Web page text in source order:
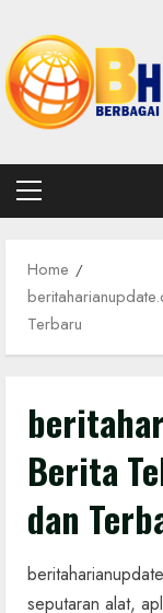
content
Primary
Home
Terbaru
Berita
dan
seputaran alat,